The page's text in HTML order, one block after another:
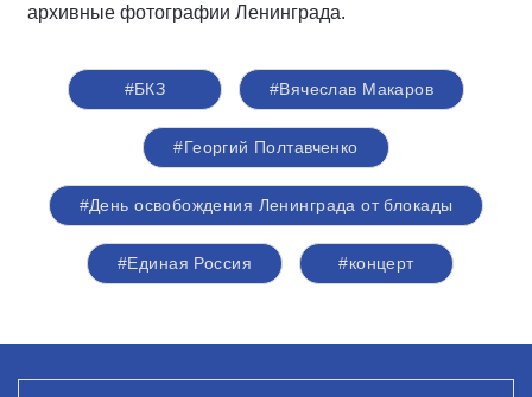
архивные фотографии Ленинграда.
#БКЗ #Вячеслав Макаров
#Георгий Полтавченко
#День освобождения Ленинграда от блокады
#Единая Россия #концерт